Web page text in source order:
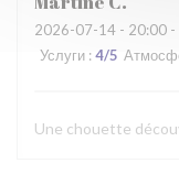
2026-07-14 - 20:00 -
Услуги : 4/5
Une chouette